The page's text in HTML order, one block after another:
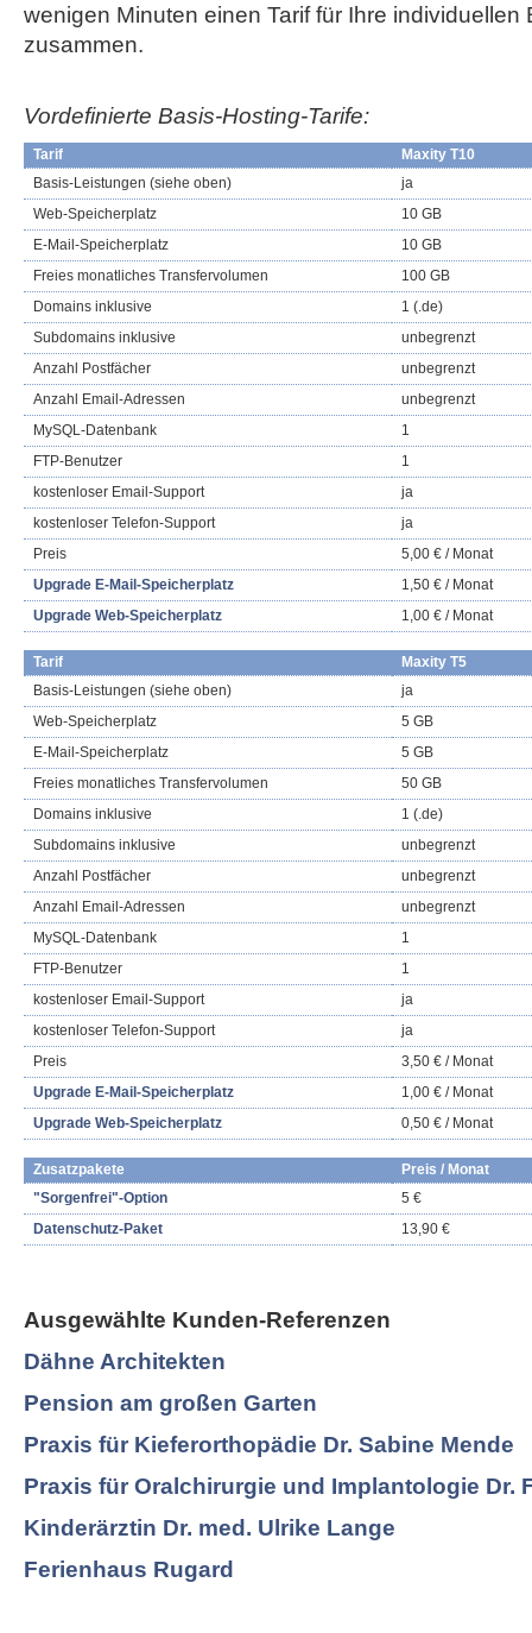
wenigen Minuten einen Tarif für Ihre individuellen
zusammen.
Vordefinierte Basis-Hosting-Tarife:
Tarif
Maxity T10
Basis-Leistungen (siehe oben)
ja
Web-Speicherplatz
10 GB
E-Mail-Speicherplatz
10 GB
Freies monatliches Transfervolumen
100 GB
Domains inklusive
1 (.de)
Subdomains inklusive
unbegrenzt
Anzahl Postfächer
unbegrenzt
Anzahl Email-Adressen
unbegrenzt
MySQL-Datenbank
1
FTP-Benutzer
1
kostenloser Email-Support
ja
kostenloser Telefon-Support
ja
Preis
5,00 € / Monat
Upgrade E-Mail-Speicherplatz
1,50 € / Monat
Upgrade Web-Speicherplatz
1,00 € / Monat
Tarif
Maxity T5
Basis-Leistungen (siehe oben)
ja
Web-Speicherplatz
5 GB
E-Mail-Speicherplatz
5 GB
Freies monatliches Transfervolumen
50 GB
Domains inklusive
1 (.de)
Subdomains inklusive
unbegrenzt
Anzahl Postfächer
unbegrenzt
Anzahl Email-Adressen
unbegrenzt
MySQL-Datenbank
1
FTP-Benutzer
1
kostenloser Email-Support
ja
kostenloser Telefon-Support
ja
Preis
3,50 € / Monat
Upgrade E-Mail-Speicherplatz
1,00 € / Monat
Upgrade Web-Speicherplatz
0,50 € / Monat
Zusatzpakete
Preis / Monat
"Sorgenfrei"-Option
5 €
Datenschutz-Paket
13,90 €
Ausgewählte Kunden-Referenzen
Dähne Architekten
Pension am großen Garten
Praxis für Kieferorthopädie Dr. Sabine Mende
Praxis für Oralchirurgie und Implantologie Dr.
Kinderärztin Dr. med. Ulrike Lange
Ferienhaus Rugard